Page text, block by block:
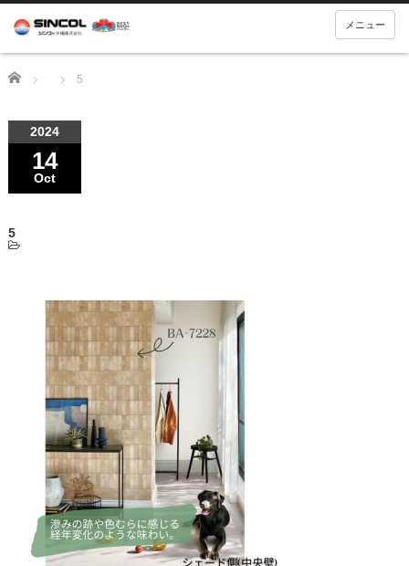
メニュー
Home 5
2024
14
Oct
5